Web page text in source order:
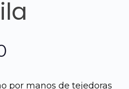
por manos de tejedoras